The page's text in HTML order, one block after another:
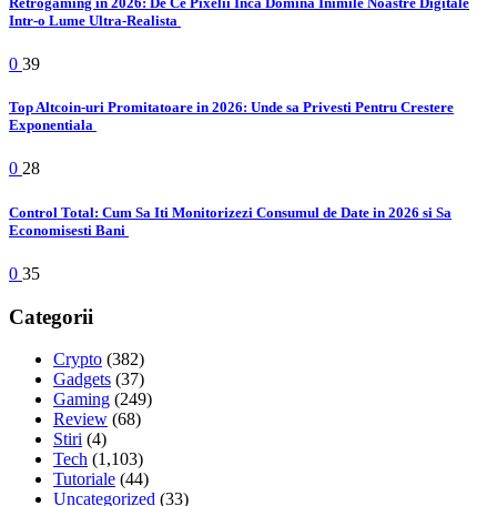
Intr-o Lume Ultra-Realista
0 39
Top Altcoin-uri Promitatoare in 2026: Unde sa Privesti Pentru Crestere
Exponentiala
0 28
Control Total: Cum Sa Iti Monitorizezi Consumul de Date in 2026 si Sa
Economisesti Bani
0 35
Categorii
Crypto (382)
Gadgets (37)
Gaming (249)
Review (68)
Stiri (4)
Tech (1,103)
Tutoriale (44)
Uncategorized (33)